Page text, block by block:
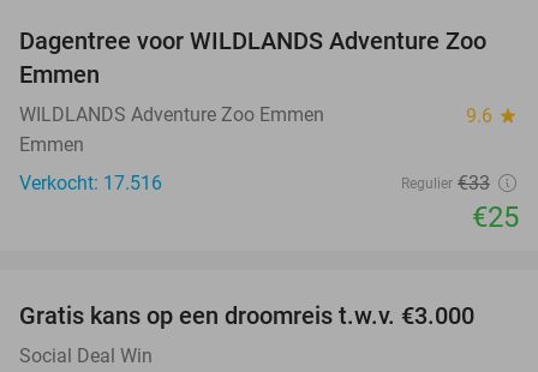
24%
Dagentree voor WILDLANDS Adventure Zoo
Emmen
WILDLANDS Adventure Zoo Emmen 9.6 star
Emmen
Verkocht: 17.516
Regulier €33
€25
Gratis kans op een droomreis t.w.v. €3.000
Social Deal Win